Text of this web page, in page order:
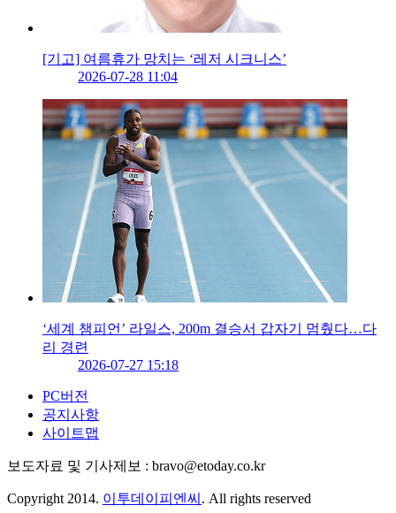
[기고] 여름휴가 망치는 ‘레저 시크니스’
2026-07-28 11:04
‘세계 챔피언’ 라일스, 200m 결승서 갑자기 멈췄다…다
리 경련
2026-07-27 15:18
PC버전
공지사항
사이트맵
보도자료 및 기사제보 : bravo@etoday.co.kr
Copyright 2014. 이투데이피엔씨 . All rights reserved